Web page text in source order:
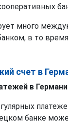
много
в то
счет в
в
банке